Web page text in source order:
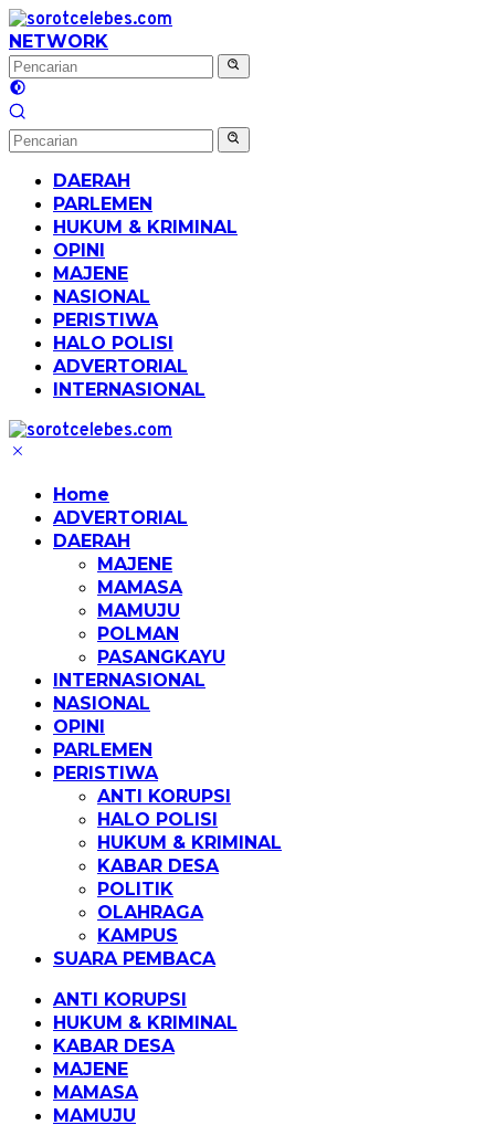
Langsung
ke
konten
NETWORK
DAERAH
PARLEMEN
HUKUM & KRIMINAL
OPINI
MAJENE
NASIONAL
PERISTIWA
HALO POLISI
ADVERTORIAL
INTERNASIONAL
Home
ADVERTORIAL
DAERAH
MAJENE
MAMASA
MAMUJU
POLMAN
PASANGKAYU
INTERNASIONAL
NASIONAL
OPINI
PARLEMEN
PERISTIWA
ANTI KORUPSI
HALO POLISI
HUKUM & KRIMINAL
KABAR DESA
POLITIK
OLAHRAGA
KAMPUS
SUARA PEMBACA
ANTI KORUPSI
HUKUM & KRIMINAL
KABAR DESA
MAJENE
MAMASA
MAMUJU